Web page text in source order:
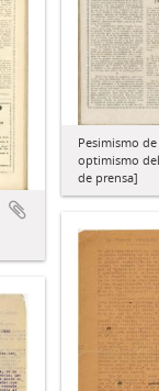
Pesimismo
optimismo
de prensa]